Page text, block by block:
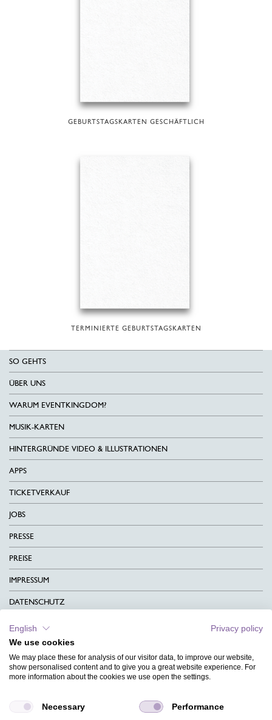
GEBURTSTAGSKARTEN GESCHÄFTLICH
TERMINIERTE GEBURTSTAGSKARTEN
SO GEHTS
ÜBER UNS
WARUM EVENTKINGDOM?
MUSIK-KARTEN
HINTERGRÜNDE VIDEO & ILLUSTRATIONEN
APPS
TICKETVERKAUF
JOBS
PRESSE
PREISE
IMPRESSUM
DATENSCHUTZ
KONTAKT
AGB
CHARITY
MAGAZIN
English
Privacy policy
We use cookies
We may place these for analysis of our visitor data, to improve our website,
show personalised content and to give you a great website experience. For
more information about the cookies we use open the settings.
Necessary Performance